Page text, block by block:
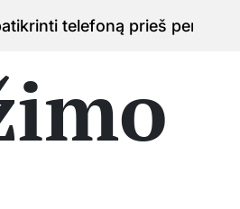
perkant naudotą įrenginį